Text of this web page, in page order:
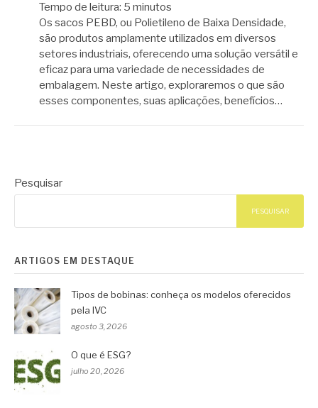
Tempo de leitura: 5 minutos
Os sacos PEBD, ou Polietileno de Baixa Densidade,
são produtos amplamente utilizados em diversos
setores industriais, oferecendo uma solução versátil e
eficaz para uma variedade de necessidades de
embalagem. Neste artigo, exploraremos o que são
esses componentes, suas aplicações, benefícios…
Pesquisar
PESQUISAR
ARTIGOS EM DESTAQUE
Tipos de bobinas: conheça os modelos oferecidos
pela IVC
agosto 3, 2026
O que é ESG?
julho 20, 2026